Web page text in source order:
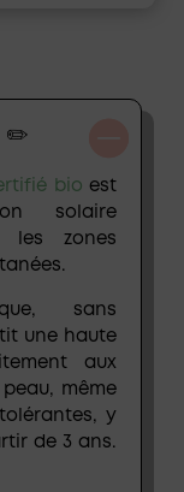
✏️
bio est
solaire
les zones
, sans
une haute
aux
même
y
de 3 ans.